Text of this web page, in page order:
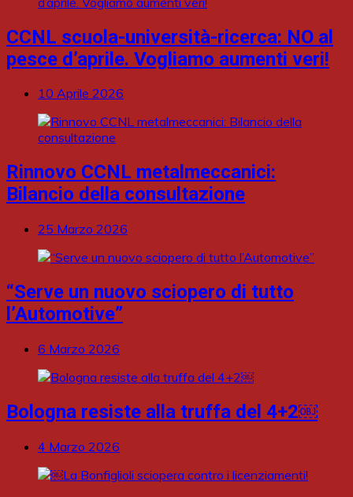
CCNL scuola-università-ricerca: NO al
pesce d’aprile. Vogliamo aumenti veri!
10 Aprile 2026
Rinnovo CCNL metalmeccanici:
Bilancio della consultazione
25 Marzo 2026
“Serve un nuovo sciopero di tutto
l’Automotive”
6 Marzo 2026
Bologna resiste alla truffa del 4+2￼
4 Marzo 2026